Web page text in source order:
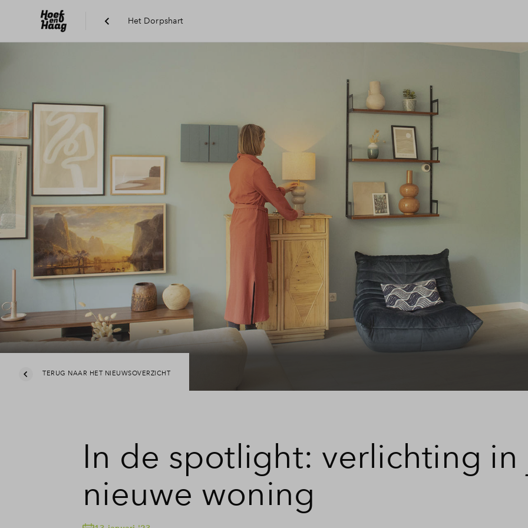
Het Dorpshart
TERUG NAAR HET NIEUWSOVERZICHT
In de spotlight: verlichting in
nieuwe woning